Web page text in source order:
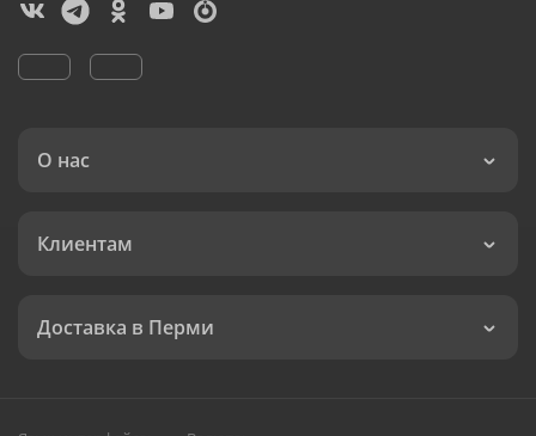
О нас
Клиентам
Доставка в Перми